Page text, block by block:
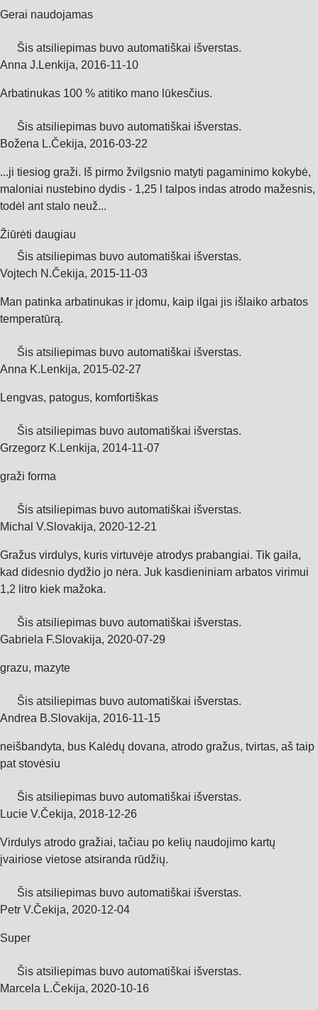
Gerai naudojamas
Šis atsiliepimas buvo automatiškai išverstas.
Anna J.Lenkija, 2016‑11‑10
Arbatinukas 100 % atitiko mano lūkesčius.
Šis atsiliepimas buvo automatiškai išverstas.
Božena L.Čekija, 2016‑03‑22
...ji tiesiog graži. Iš pirmo žvilgsnio matyti pagaminimo kokybė,
maloniai nustebino dydis - 1,25 l talpos indas atrodo mažesnis,
todėl ant stalo neuž...
Žiūrėti daugiau
Šis atsiliepimas buvo automatiškai išverstas.
Vojtech N.Čekija, 2015‑11‑03
Man patinka arbatinukas ir įdomu, kaip ilgai jis išlaiko arbatos
temperatūrą.
Šis atsiliepimas buvo automatiškai išverstas.
Anna K.Lenkija, 2015‑02‑27
Lengvas, patogus, komfortiškas
Šis atsiliepimas buvo automatiškai išverstas.
Grzegorz K.Lenkija, 2014‑11‑07
graži forma
Šis atsiliepimas buvo automatiškai išverstas.
Michal V.Slovakija, 2020‑12‑21
Gražus virdulys, kuris virtuvėje atrodys prabangiai. Tik gaila,
kad didesnio dydžio jo nėra. Juk kasdieniniam arbatos virimui
1,2 litro kiek mažoka.
Šis atsiliepimas buvo automatiškai išverstas.
Gabriela F.Slovakija, 2020‑07‑29
grazu, mazyte
Šis atsiliepimas buvo automatiškai išverstas.
Andrea B.Slovakija, 2016‑11‑15
neišbandyta, bus Kalėdų dovana, atrodo gražus, tvirtas, aš taip
pat stovėsiu
Šis atsiliepimas buvo automatiškai išverstas.
Lucie V.Čekija, 2018‑12‑26
Virdulys atrodo gražiai, tačiau po kelių naudojimo kartų
įvairiose vietose atsiranda rūdžių.
Šis atsiliepimas buvo automatiškai išverstas.
Petr V.Čekija, 2020‑12‑04
Super
Šis atsiliepimas buvo automatiškai išverstas.
Marcela L.Čekija, 2020‑10‑16